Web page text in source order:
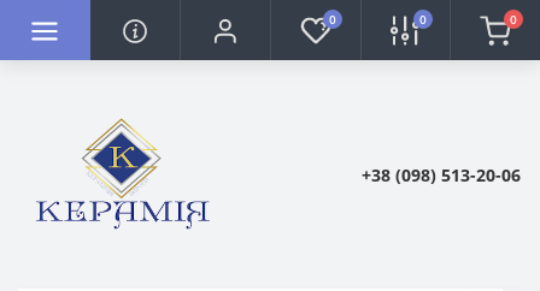
0 0 0
+38 (098) 513-20-06